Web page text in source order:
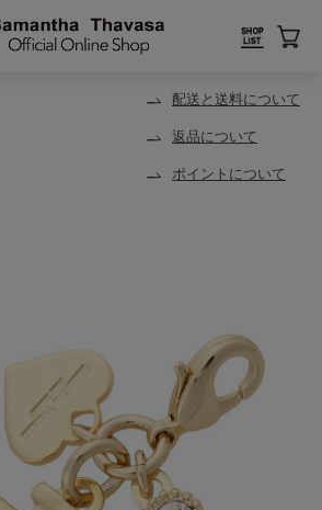
配送と送料について
返品について
ポイントについて